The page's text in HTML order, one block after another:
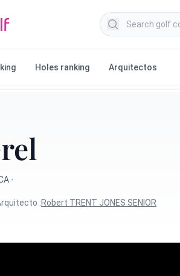
Search golf courses
Holes ranking Arquitectos
-
:Robert TRENT JONES SENIOR